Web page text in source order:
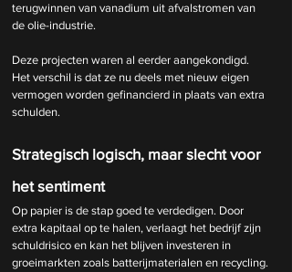
terugwinnen van vanadium uit afvalstromen van
de olie-industrie.
Deze projecten waren al eerder aangekondigd.
Het verschil is dat ze nu deels met nieuw eigen
vermogen worden gefinancierd in plaats van extra
schulden.
Strategisch logisch, maar slecht voor
het sentiment
Op papier is de stap goed te verdedigen. Door
extra kapitaal op te halen, verlaagt het bedrijf zijn
schuldrisico en kan het blijven investeren in
groeimarkten zoals batterijmaterialen en recycling.